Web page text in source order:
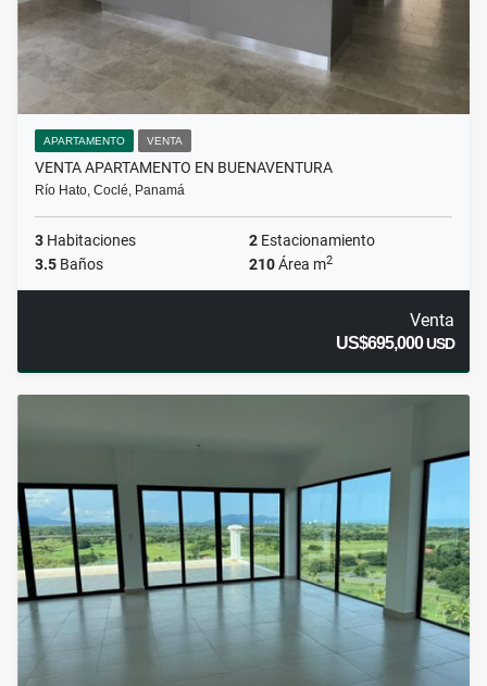
APARTAMENTO VENTA
VENTA APARTAMENTO EN BUENAVENTURA
Río Hato, Coclé, Panamá
3 Habitaciones 2 Estacionamiento
3.5 Baños 210Área m2
Venta
US$695,000USD